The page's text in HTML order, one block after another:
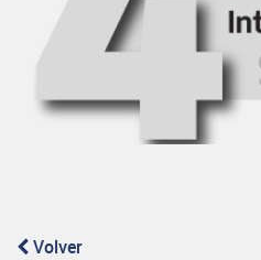
Volver